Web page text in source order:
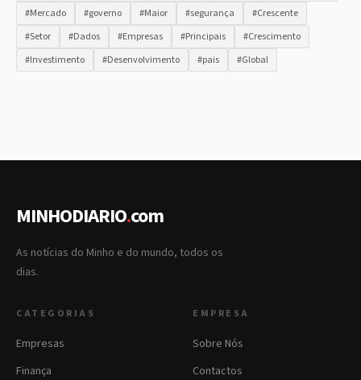
#Mercado
#governo #Maior #segurança
#Crescente
#Setor
#Dados #Empresas #Principais
#Crescimento
#Investimento
#Desenvolvimento #pais #Global
MINHODIARIO.com
As notícias do Minho e do mundo, todos os
dias.
CATEGORIAS
Empresas
Finança
EMPRESA
Sobre Nós
Contactos